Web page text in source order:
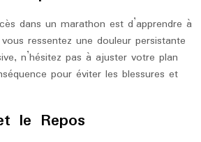
dans un marathon est d’apprendre à
ressentez une douleur persistante
n’hésitez pas à ajuster votre plan
pour éviter les blessures et
le Repos